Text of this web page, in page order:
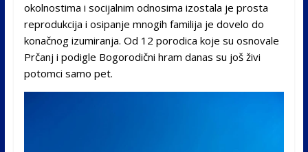
okolnostima i socijalnim odnosima izostala je prosta
reprodukcija i osipanje mnogih familija je dovelo do
konačnog izumiranja. Od 12 porodica koje su osnovale
Prčanj i podigle Bogorodični hram danas su još živi
potomci samo pet.